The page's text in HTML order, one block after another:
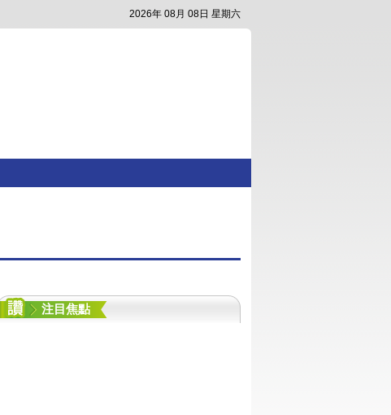
2026年 08月 08日 星期六
注目焦點